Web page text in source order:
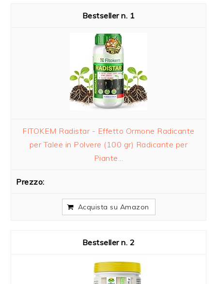
1
FITOKEM Radistar - Effetto Ormone Radicante
per Talee in Polvere (100 gr) Radicante per
Piante...
Acquista su Amazon
2